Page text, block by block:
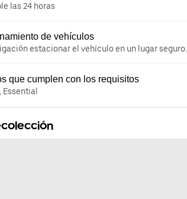
las 24 horas
de vehículos
estacionar el vehículo en un lugar seguro.
que cumplen con los requisitos